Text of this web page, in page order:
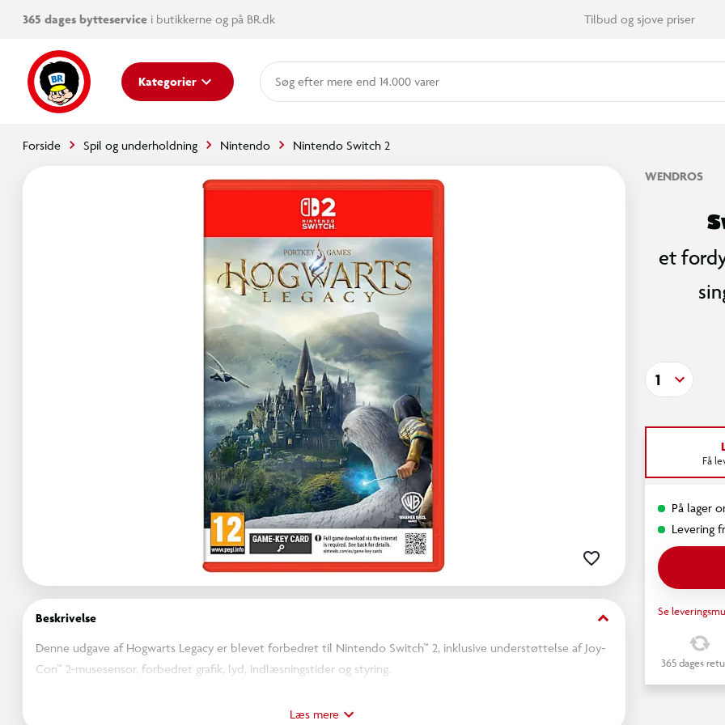
365 dages bytteservice i butikkerne og på BR.dk Tilbud og sjove priser
Kategorier mere end 14.000 varer
Forside Spil og underholdning Nintendo Nintendo Switch 2
Beskrivelse keyboard_arrow_down
Denne udgave af Hogwarts Legacy er blevet forbedret til Nintendo Switch™ 2, inklusive understøttelse af Joy-
Con™ 2-musesensor, forbedret grafik, lyd, indlæsningstider og styring.
Hogwarts Legacy er et fordybende, åbent-verden, action-rollespil i singleplayer, der foregår i 1800-tallets
Læs mere
WENDROS
et
1
Få
På lager
Levering
Se
365 dages